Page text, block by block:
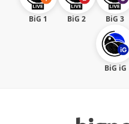
BiG 1 BiG 2 BiG 3
BiG iG